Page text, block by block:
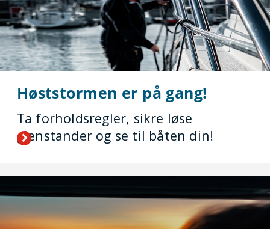
Høststormen er på gang!
Ta forholdsregler, sikre løse
gjenstander og se til båten din!